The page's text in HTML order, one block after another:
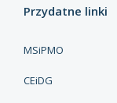
Przydatne linki
MSiPMO
CEiDG